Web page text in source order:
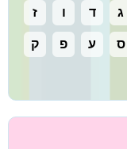
ג ד ו ז
ס ע פ ק